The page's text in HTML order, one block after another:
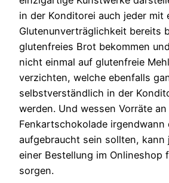
in der Konditorei auch jeder mit
Glutenunverträglichkeit bereits
glutenfreies Brot bekommen
nicht einmal auf glutenfreie
verzichten, welche ebenfalls
selbstverständlich in der
werden. Und wessen Vorräte an
Fenkartschokolade irgendwann
aufgebraucht sein sollten, kann
einer Bestellung im Onlineshop
sorgen.